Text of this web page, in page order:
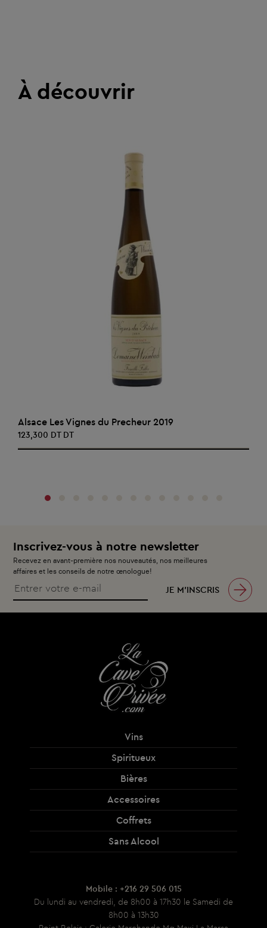
À découvrir
AJOUTER AU PANIER
Alsace Les Vignes du Precheur 2019
123,300 DT DT
Inscrivez-vous à notre newsletter
Recevez en avant-première nos nouveautés, nos meilleures
affaires et les conseils de notre œnologue!
JE M’INSCRIS
Vins
Spiritueux
Bières
Accessoires
Coffrets
Sans Alcool
Mobile : +216 29 506 015
Du lundi au vendredi, de 8h00 à 17h30 le Samedi de
8h00 à 13h30